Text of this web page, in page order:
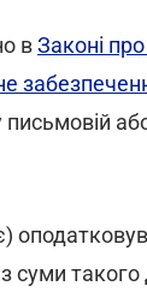
вЗаконі
такого